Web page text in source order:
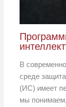
В
среде
(ИС) имеет
мы